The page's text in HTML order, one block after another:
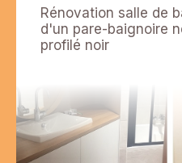
Rénovation salle de
d'un pare-baignoire
profilé noir